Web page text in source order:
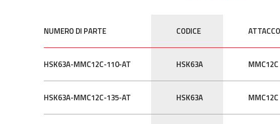
NUMERO DI PARTE CODICE ATTACCO
HSK63A-MMC12C-110-AT HSK63A MMC12C
HSK63A-MMC12C-135-AT HSK63A MMC12C